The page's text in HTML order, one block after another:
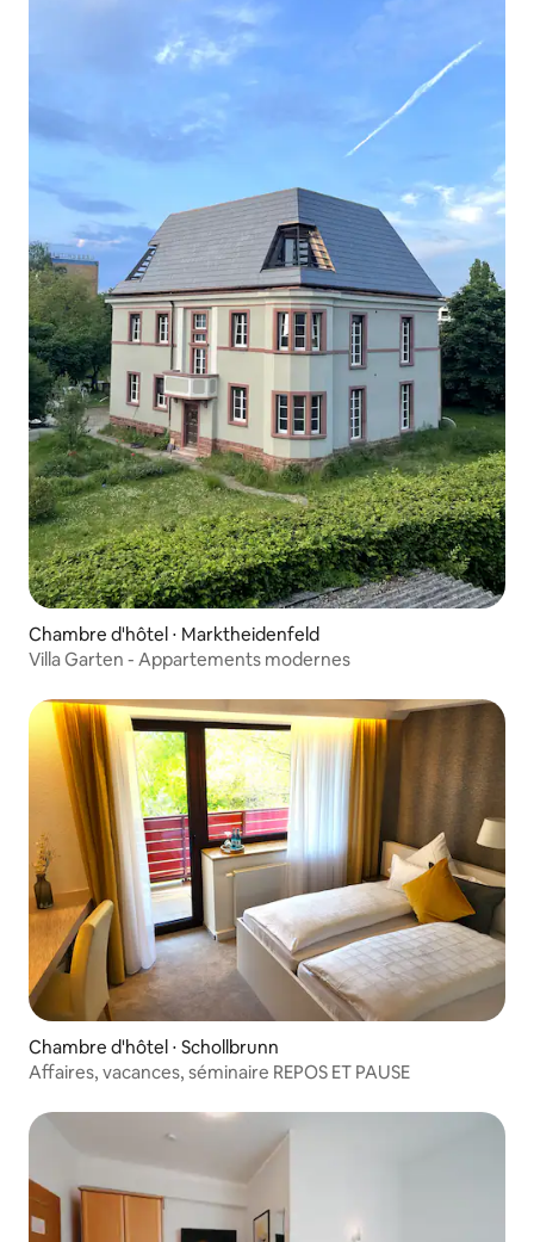
Chambre d'hôtel ⋅ Marktheidenfeld
Villa Garten - Appartements modernes
Chambre d'hôtel ⋅ Schollbrunn
Affaires, vacances, séminaire REPOS ET PAUSE